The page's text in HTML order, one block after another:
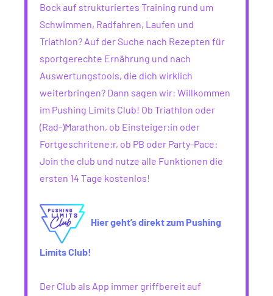
Bock auf strukturiertes Training rund um
Schwimmen, Radfahren, Laufen und
Triathlon? Auf der Suche nach Rezepten für
sportgerechte Ernährung und nach
Auswertungstools, die dich wirklich
weiterbringen? Dann sagen wir: Willkommen
im Pushing Limits Club! Ob Triathlon oder
(Rad-)Marathon, ob Einsteiger:in oder
Fortgeschritene:r, ob PB oder Party-Pace:
Join the club und nutze alle Funktionen die
ersten 14 Tage kostenlos!
Hier geht’s direkt zum Pushing
Limits Club!
Der Club als App immer griffbereit auf